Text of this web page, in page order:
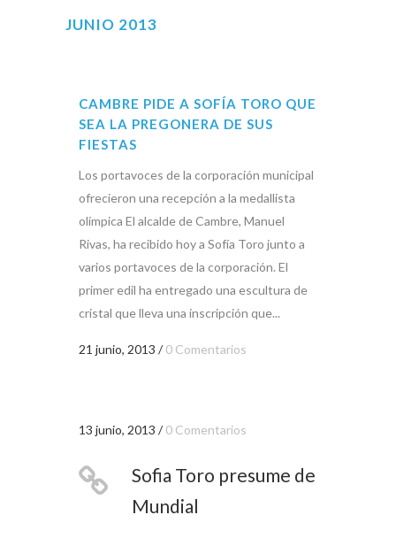
JUNIO 2013
CAMBRE PIDE A SOFÍA TORO QUE
SEA LA PREGONERA DE SUS
FIESTAS
Los portavoces de la corporación municipal
ofrecieron una recepción a la medallista
olímpica El alcalde de Cambre, Manuel
Rivas, ha recibido hoy a Sofía Toro junto a
varios portavoces de la corporación. El
primer edil ha entregado una escultura de
cristal que lleva una inscripción que...
21 junio, 2013 /0 Comentarios
13 junio, 2013 /0 Comentarios
Sofia Toro presume de
Mundial